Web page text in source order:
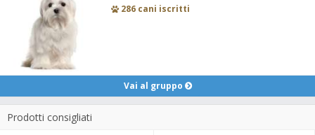
286 cani iscritti
Vai al gruppo
Prodotti consigliati